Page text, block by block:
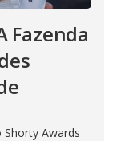
Fazenda
Shorty Awards